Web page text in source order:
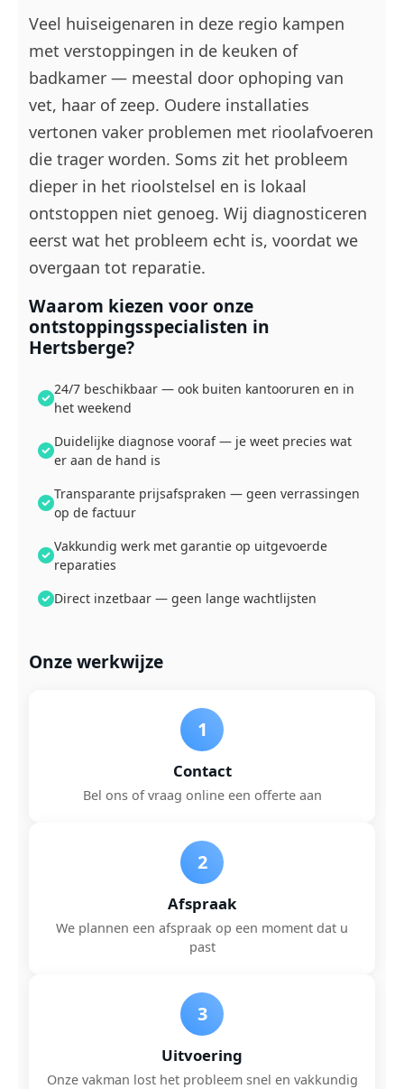
Veel huiseigenaren in deze regio kampen
met verstoppingen in de keuken of
badkamer — meestal door ophoping van
vet, haar of zeep. Oudere installaties
vertonen vaker problemen met rioolafvoeren
die trager worden. Soms zit het probleem
dieper in het rioolstelsel en is lokaal
ontstoppen niet genoeg. Wij diagnosticeren
eerst wat het probleem echt is, voordat we
overgaan tot reparatie.
Waarom kiezen voor onze
ontstoppingsspecialisten in
Hertsberge?
24/7 beschikbaar — ook buiten kantooruren en in
het weekend
Duidelijke diagnose vooraf — je weet precies wat
er aan de hand is
Transparante prijsafspraken — geen verrassingen
op de factuur
Vakkundig werk met garantie op uitgevoerde
reparaties
Direct inzetbaar — geen lange wachtlijsten
Onze werkwijze
1
Contact
Bel ons of vraag online een offerte aan
2
Afspraak
We plannen een afspraak op een moment dat u
past
3
Uitvoering
Onze vakman lost het probleem snel en vakkundig